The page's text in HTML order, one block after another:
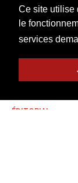
Ce site utilise
le
services
N°670 -
ÉDITORIAL
La masso-
alliant
SAMIR
N°669 -
ÉDITORIAL